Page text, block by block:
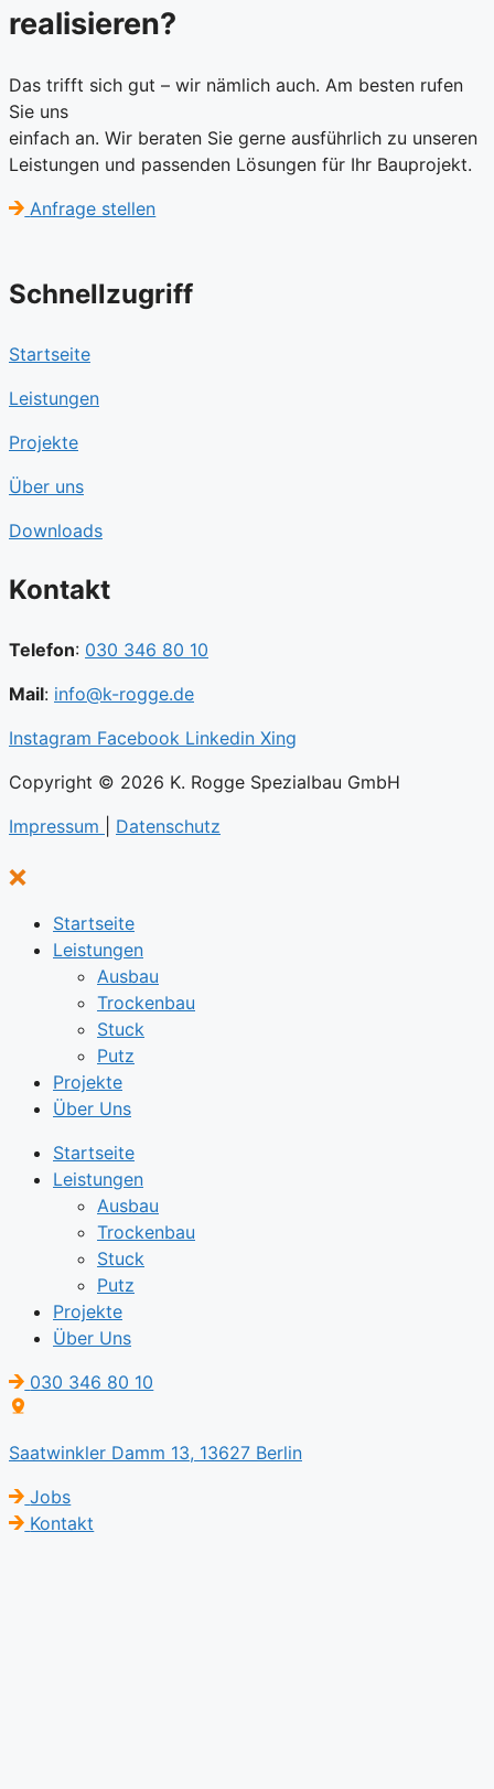
realisieren?
Das trifft sich gut – wir nämlich auch. Am besten rufen
Sie uns
einfach an. Wir beraten Sie gerne ausführlich zu unseren
Leistungen und passenden Lösungen für Ihr Bauprojekt.
Anfrage stellen
Schnellzugriff
Startseite
Leistungen
Projekte
Über uns
Downloads
Kontakt
Telefon: 030 346 80 10
Mail: info@k-rogge.de
Instagram Facebook Linkedin Xing
Copyright © 2026 K. Rogge Spezialbau GmbH
Impressum
Datenschutz
Startseite
Leistungen
Ausbau
Trockenbau
Stuck
Putz
Projekte
Über Uns
Startseite
Leistungen
Ausbau
Trockenbau
Stuck
Putz
Projekte
Über Uns
030 346 80 10
Saatwinkler Damm 13, 13627 Berlin
Jobs
Kontakt